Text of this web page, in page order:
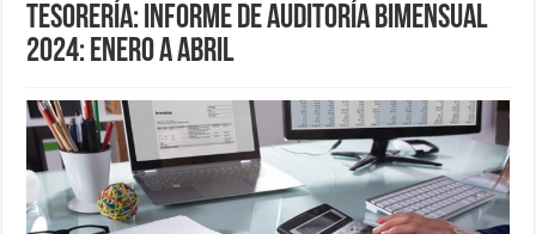
Tesorería: Informe de Auditoría Bimensual
2024: Enero a Abril